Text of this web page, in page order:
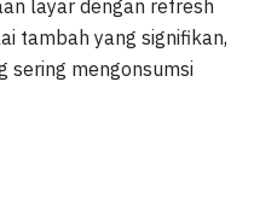
layar dengan refresh
tambah yang signifikan,
sering mengonsumsi